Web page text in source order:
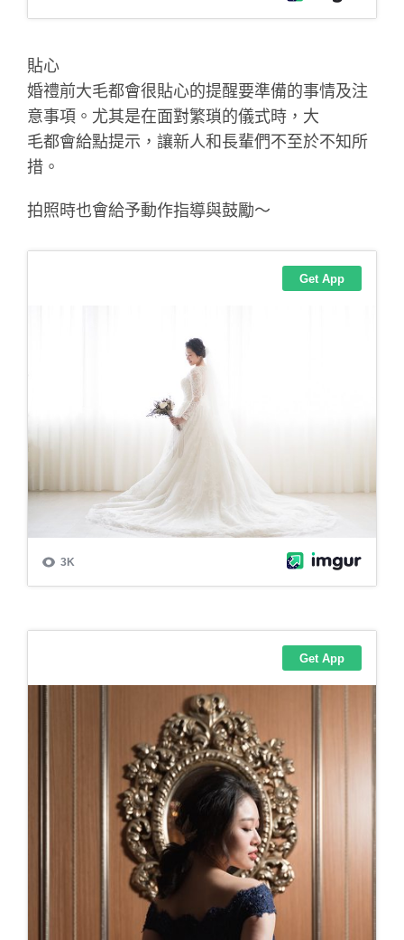
貼心
婚禮前大毛都會很貼心的提醒要準備的事情及注
意事項。尤其是在面對繁瑣的儀式時，大
毛都會給點提示，讓新人和長輩們不至於不知所
措。
拍照時也會給予動作指導與鼓勵～